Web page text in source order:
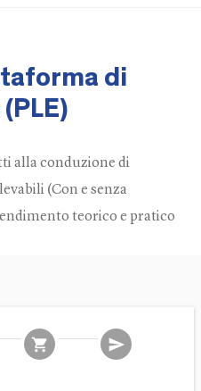
di
alla conduzione di
(Con e senza
teorico e pratico
shopping_cart send